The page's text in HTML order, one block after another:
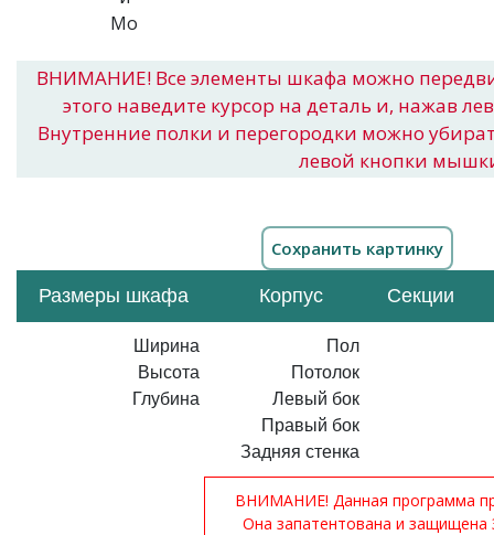
ВНИМАНИЕ! Все элементы шкафа можно
этого наведите курсор на деталь и, нажав
Внутренние полки и перегородки можно
левой кнопки
Размеры шкафа Корпус Секции
Ширина
Высота
Глубина
Пол
Потолок
Левый бок
Правый бок
Задняя стенка
ВНИМАНИЕ! Данная программа
Она запатентована и